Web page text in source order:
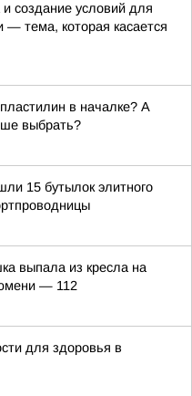
и создание условий для
тема, которая касается
в началке? А
выбрать?
15 бутылок элитного
выпала из кресла на
— 112
для здоровья в